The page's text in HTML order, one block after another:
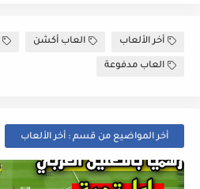
أخر الألعاب العاب أكشن
العاب مدفوعة
أخر المواضيع من قسم : أخر الألعاب